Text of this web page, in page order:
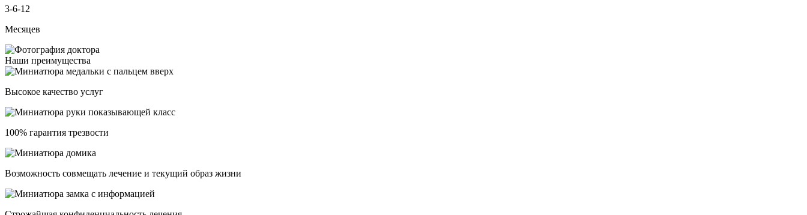
3-6-12
Месяцев
Наши преимущества
Высокое качество услуг
100% гарантия трезвости
Возможность совмещать лечение и текущий образ жизни